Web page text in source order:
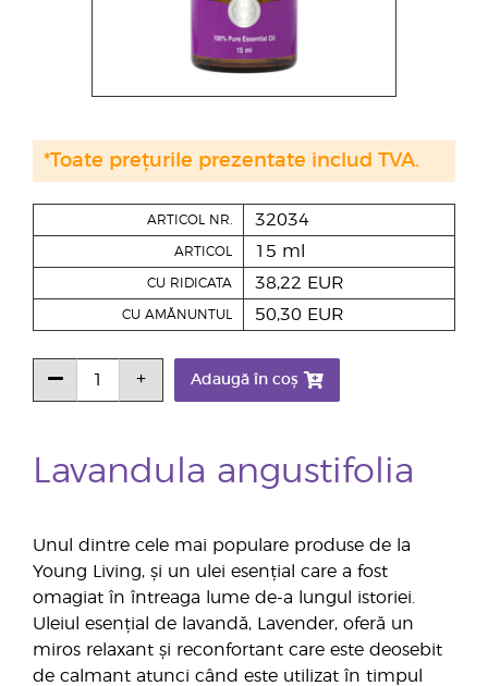
Lavandula angustifolia
Unul dintre cele mai populare produse de la
Young Living, și un ulei esențial care a fost
omagiat în întreaga lume de-a lungul istoriei.
Uleiul esențial de lavandă, Lavender, oferă un
miros relaxant și reconfortant care este deosebit
de calmant atunci când este utilizat în timpul
ARTICOL NR. 32034
ARTICOL 15 ml
CU RIDICATA 38,22 EUR
CU AMĂNUNTUL 50,30 EUR
Adaugă în coș
*Toate prețurile prezentate includ TVA.